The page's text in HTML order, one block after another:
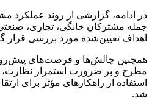
در ادامه، گزارشی از روند عملکرد
جمله مشترکان خانگی، تجاری،
اهداف تعیین‌شده مورد بررسی قرار
همچنین چالش‌ها و فرصت‌های
مطرح و بر ضرورت استمرار نظارت،
استفاده از راهکارهای مؤثر برای
شد.